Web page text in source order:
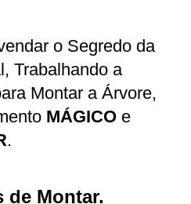
o Segredo da
Trabalhando a
Montar a Árvore,
MÁGICO e
.
de Montar.